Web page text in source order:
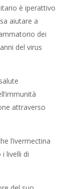
è iperattivo
aiutare a
dei
del virus
attraverso
l’ivermectina
livelli di